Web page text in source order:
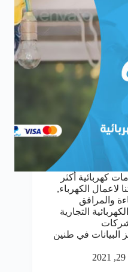
كهربائية أكثر
لاعمال الكهرباء,
والمرافق
التجارية
البيانات في طنين